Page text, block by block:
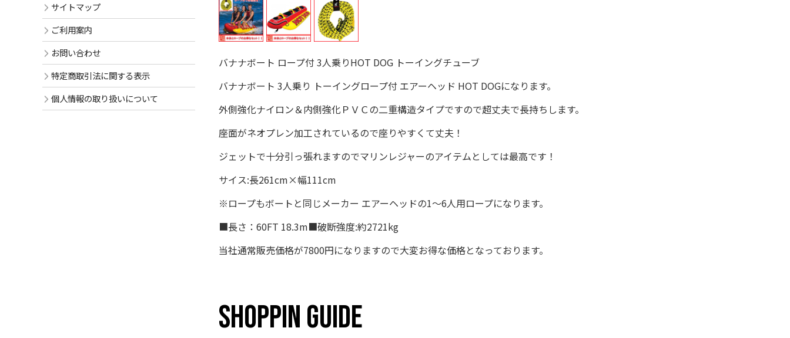
バナナボート ロープ付 3人乗りHOT DOG トーイングチューブ
バナナボート 3人乗り トーイングロープ付 エアーヘッド HOT DOGになります。
外側強化ナイロン＆内側強化ＰＶＣの二重構造タイプですので超丈夫で長持ちします。
座面がネオプレン加工されているので座りやすくて丈夫！
ジェットで十分引っ張れますのでマリンレジャーのアイテムとしては最高です！
サイス:長261cm×幅111cm
※ロープもボートと同じメーカー エアーヘッドの1～6人用ロープになります。
■長さ：60FT 18.3m■破断強度:約2721kg
当社通常販売価格が7800円になりますので大変お得な価格となっております。
SHOPPIN GUIDE
サイトマップ
ご利用案内
お問い合わせ
特定商取引法に関する表示
個人情報の取り扱いについて